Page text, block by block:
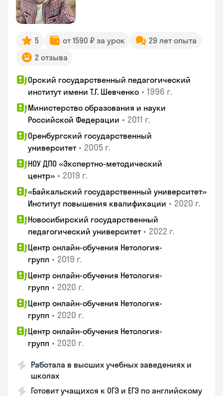
5 от 1590 ₽ за урок
29 лет опыта
2 отзыва
Орский государственный педагогический
институт имени Т.Г. Шевченко • 1996 г.
Министерство образования и науки
Российской Федерации • 2011 г.
Оренбургский государственный
университет • 2005 г.
НОУ ДПО «Экспертно-методический
центр» • 2019 г.
«Байкальский государственный университет»
Институт повышения квалификации • 2020 г.
Новосибирский государственный
педагогический университет • 2022 г.
Центр онлайн-обучения Нетология-
групп • 2019 г.
Центр онлайн-обучения Нетология-
групп • 2020 г.
Центр онлайн-обучения Нетология-
групп • 2020 г.
Центр онлайн-обучения Нетология-
групп • 2020 г.
Работала в высших учебных заведениях и
школах
Готовит учащихся к ОГЭ и ЕГЭ по английскому